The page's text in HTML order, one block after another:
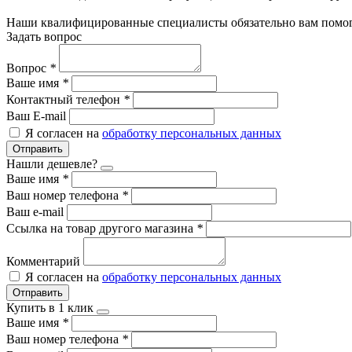
Наши квалифицированные специалисты обязательно вам
Задать вопрос
Вопрос *
Ваше имя *
Контактный телефон *
Ваш E-mail
Я согласен на обработку персональных данных
Отправить
Нашли дешевле?
Ваше имя *
Ваш номер телефона *
Ваш e-mail
Ссылка на товар другого магазина *
Комментарий
Я согласен на обработку персональных данных
Отправить
Купить в 1 клик
Ваше имя *
Ваш номер телефона *